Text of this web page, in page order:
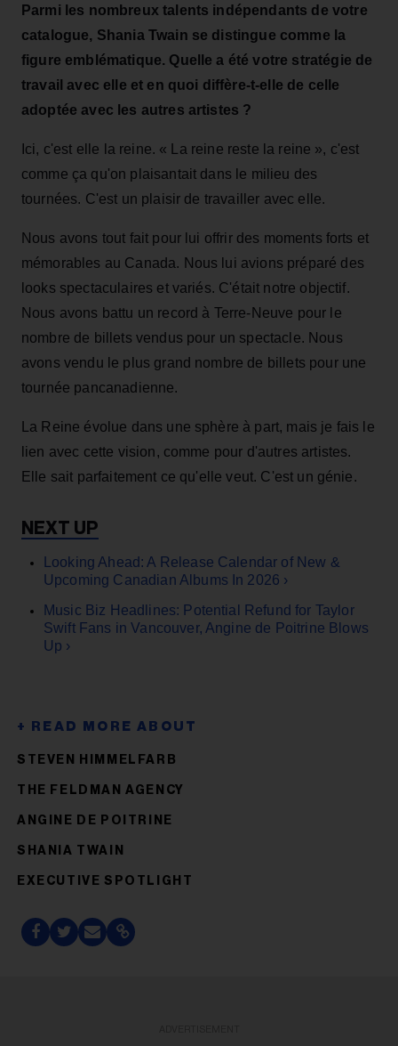
Parmi les nombreux talents indépendants de votre
catalogue, Shania Twain se distingue comme la
figure emblématique. Quelle a été votre stratégie de
travail avec elle et en quoi diffère-t-elle de celle
adoptée avec les autres artistes ?
Ici, c'est elle la reine. « La reine reste la reine », c'est
comme ça qu'on plaisantait dans le milieu des
tournées. C'est un plaisir de travailler avec elle.
Nous avons tout fait pour lui offrir des moments forts et
mémorables au Canada. Nous lui avions préparé des
looks spectaculaires et variés. C'était notre objectif.
Nous avons battu un record à Terre-Neuve pour le
nombre de billets vendus pour un spectacle. Nous
avons vendu le plus grand nombre de billets pour une
tournée pancanadienne.
La Reine évolue dans une sphère à part, mais je fais le
lien avec cette vision, comme pour d'autres artistes.
Elle sait parfaitement ce qu'elle veut. C'est un génie.
Looking Ahead: A Release Calendar of New &
Upcoming Canadian Albums In 2026 ›
Music Biz Headlines: Potential Refund for Taylor
Swift Fans in Vancouver, Angine de Poitrine Blows
Up ›
STEVEN HIMMELFARB
THE FELDMAN AGENCY
ANGINE DE POITRINE
SHANIA TWAIN
EXECUTIVE SPOTLIGHT